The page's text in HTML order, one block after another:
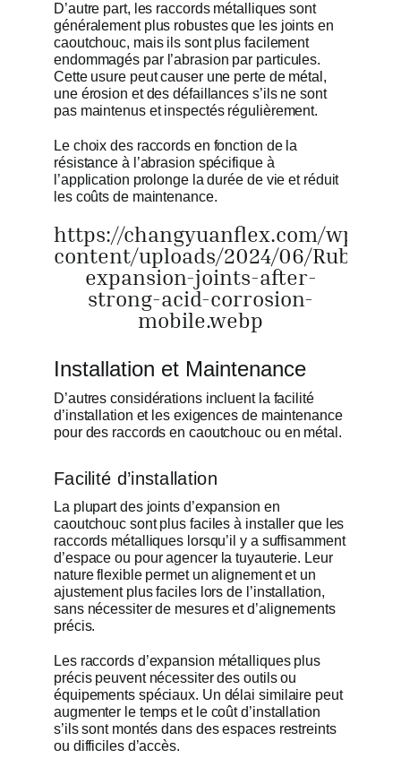
D’autre part, les raccords métalliques sont
généralement plus robustes que les joints en
caoutchouc, mais ils sont plus facilement
endommagés par l’abrasion par particules.
Cette usure peut causer une perte de métal,
une érosion et des défaillances s’ils ne sont
pas maintenus et inspectés régulièrement.
Le choix des raccords en fonction de la
résistance à l’abrasion spécifique à
l’application prolonge la durée de vie et réduit
les coûts de maintenance.
https://changyuanflex.com/wp-
content/uploads/2024/06/Rubber-
expansion-joints-after-
strong-acid-corrosion-
mobile.webp
Installation et Maintenance
D’autres considérations incluent la facilité
d’installation et les exigences de maintenance
pour des raccords en caoutchouc ou en métal.
Facilité d’installation
La plupart des joints d’expansion en
caoutchouc sont plus faciles à installer que les
raccords métalliques lorsqu’il y a suffisamment
d’espace ou pour agencer la tuyauterie. Leur
nature flexible permet un alignement et un
ajustement plus faciles lors de l’installation,
sans nécessiter de mesures et d’alignements
précis.
Les raccords d’expansion métalliques plus
précis peuvent nécessiter des outils ou
équipements spéciaux. Un délai similaire peut
augmenter le temps et le coût d’installation
s’ils sont montés dans des espaces restreints
ou difficiles d’accès.